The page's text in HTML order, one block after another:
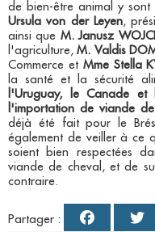
de bien-être animal y sont
Ursula von der Leyen,
ainsi que M. Janusz
l'agriculture,M. Valdis
Commerce et Mme Stella
la santé et la sécurité
l'Uruguay, le Canade
l'importation de viande
déjà été fait pour le
également de veiller à ce
soient bien respectées
viande de cheval, et de
contraire.
Partager :